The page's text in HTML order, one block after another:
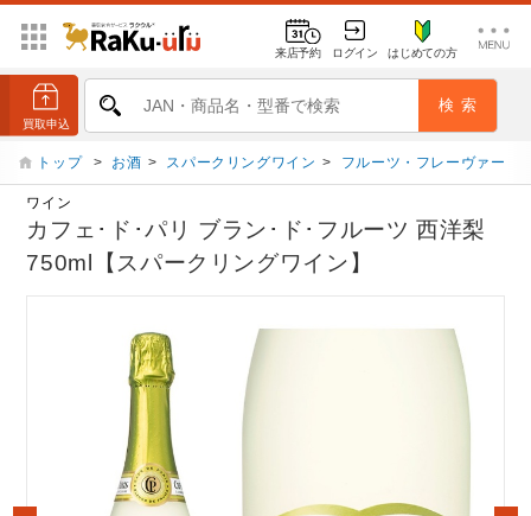
来店予約 ログイン はじめての方
トップ > お酒 > スパークリングワイン > フルーツ・フレーヴァー
ワイン
カフェ･ド･パリ ブラン･ド･フルーツ 西洋梨
750ml【スパークリングワイン】